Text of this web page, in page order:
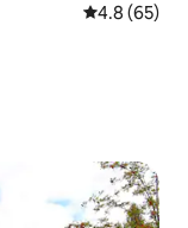
從 65 則評
4.8 (65)